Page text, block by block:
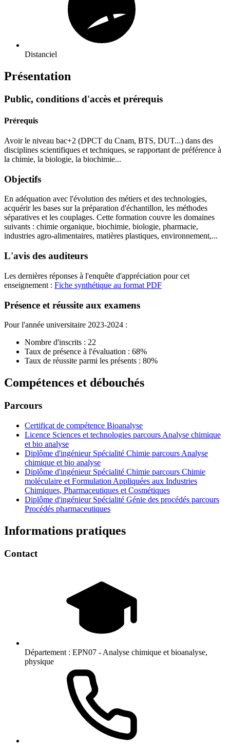
Distanciel
Présentation
Public, conditions d'accès et prérequis
Prérequis
Avoir le niveau bac+2 (DPCT du Cnam, BTS, DUT...) dans des
disciplines scientifiques et techniques, se rapportant de préférence à
la chimie, la biologie, la biochimie...
Objectifs
En adéquation avec l'évolution des métiers et des technologies,
acquérir les bases sur la préparation d'échantillon, les méthodes
séparatives et les couplages. Cette formation couvre les domaines
suivants : chimie organique, biochimie, biologie, pharmacie,
industries agro-alimentaires, matières plastiques, environnement,...
L'avis des auditeurs
Les dernières réponses à l'enquête d'appréciation pour cet
enseignement : Fiche synthétique au format PDF
Présence et réussite aux examens
Pour l'année universitaire 2023-2024 :
Nombre d'inscrits : 22
Taux de présence à l'évaluation : 68%
Taux de réussite parmi les présents : 80%
Compétences et débouchés
Parcours
Certificat de compétence Bioanalyse
Licence Sciences et technologies parcours Analyse chimique
et bio analyse
Diplôme d'ingénieur Spécialité Chimie parcours Analyse
chimique et bio analyse
Diplôme d'ingénieur Spécialité Chimie parcours Chimie
moléculaire et Formulation Appliquées aux Industries
Chimiques, Pharmaceutiques et Cosmétiques
Diplôme d'ingénieur Spécialité Génie des procédés parcours
Procédés pharmaceutiques
Informations pratiques
Contact
Département : EPN07 - Analyse chimique et bioanalyse,
physique